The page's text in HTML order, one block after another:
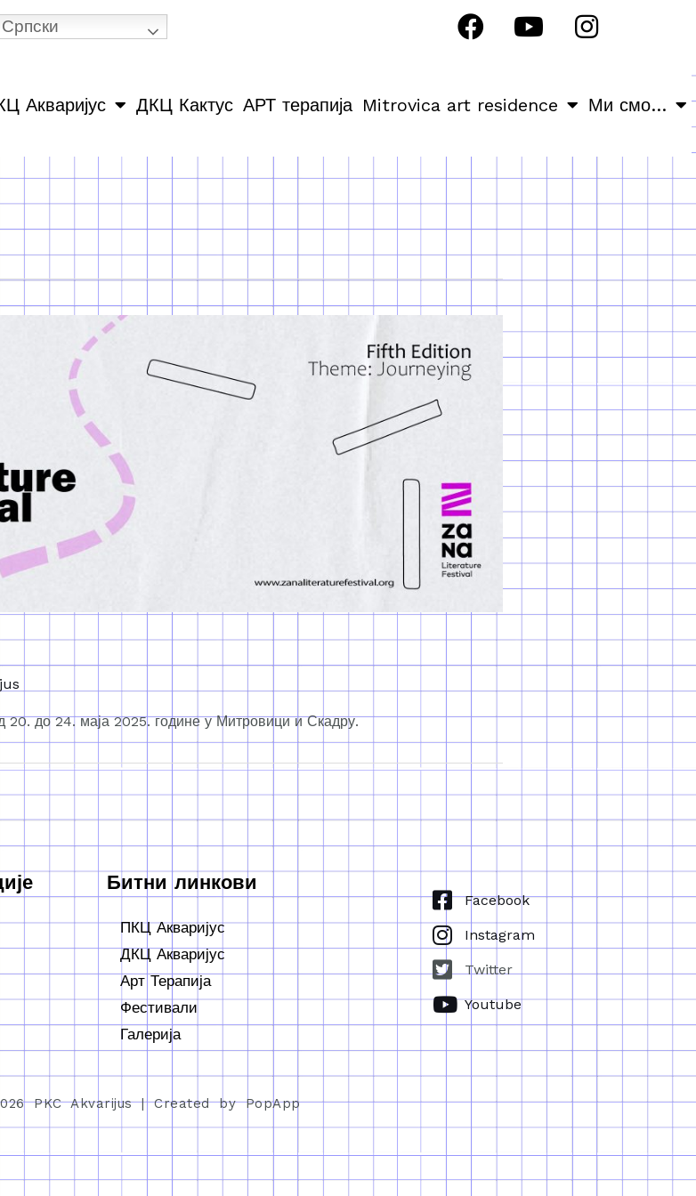
Српски
Акваријус ДКЦ Кактус АРТ терапија Mitrovica art residence Ми смо…
до 24. маја 2025. године у Митровици и Скадру.
Битни линкови
ПКЦ Акваријус
ДКЦ Акваријус
Арт Терапија
Фестивали
Галерија
Facebook
Instagram
Twitter
Youtube
PKC Akvarijus | Created by PopApp